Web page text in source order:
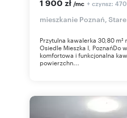
1 900 zł /mc + czynsz: 470
mieszkanie Poznań,
Przytulna kawalerka 30,80 m²
Osiedle Mieszka I, PoznańDo
komfortowa i funkcjonalna
powierzchn...